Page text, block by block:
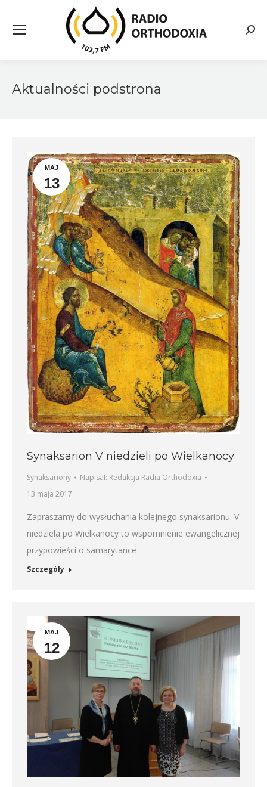
Aktualności podstrona
MAJ
13
Synaksarion V niedzieli po Wielkanocy
Synaksariony Napisał: Redakcja Radia Orthodoxia
13 maja 2017
Zapraszamy do wysłuchania kolejnego synaksarionu. V
niedziela po Wielkanocy to wspomnienie ewangelicznej
przypowieści o samarytance
Szczegóły
MAJ
12